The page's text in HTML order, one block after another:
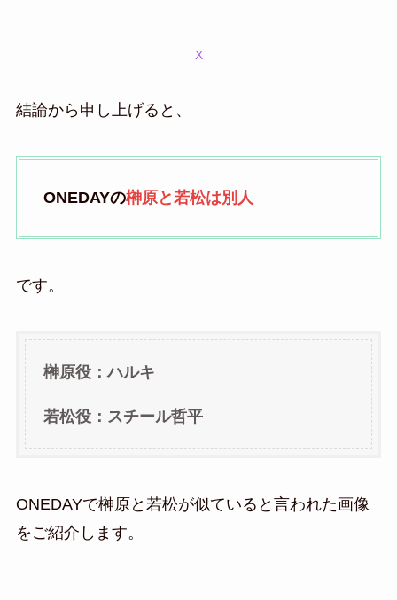
X
結論から申し上げると、
ONEDAYの榊原と若松は別人
です。
榊原役：ハルキ
若松役：スチール哲平
ONEDAYで榊原と若松が似ていると言われた画像
をご紹介します。